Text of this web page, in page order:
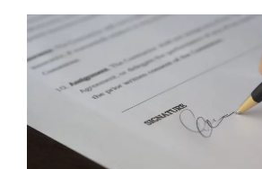
Bestaande bouw
Internationaal
Nieuwbouw
Bedrijfsaanbod
Diensten